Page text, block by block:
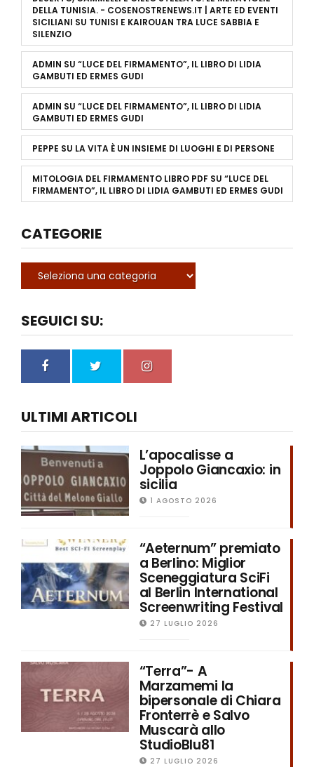
DELLA TUNISIA. - COSENOSTRENEWS.IT | ARTE ED EVENTI
SICILIANI SU TUNISI E KAIROUAN TRA LUCE SABBIA E
SILENZIO
ADMIN SU “LUCE DEL FIRMAMENTO”, IL LIBRO DI LIDIA
GAMBUTI ED ERMES GUDI
ADMIN SU “LUCE DEL FIRMAMENTO”, IL LIBRO DI LIDIA
GAMBUTI ED ERMES GUDI
PEPPE SU LA VITA È UN INSIEME DI LUOGHI E DI PERSONE
MITOLOGIA DEL FIRMAMENTO LIBRO PDF SU “LUCE DEL
FIRMAMENTO”, IL LIBRO DI LIDIA GAMBUTI ED ERMES GUDI
CATEGORIE
SEGUICI SU:
ULTIMI ARTICOLI
L’apocalisse a
Joppolo Giancaxio: in
sicilia
1 AGOSTO 2026
“Aeternum” premiato
a Berlino: Miglior
Sceneggiatura SciFi
al Berlin International
Screenwriting Festival
27 LUGLIO 2026
“Terra”- A
Marzamemi la
bipersonale di Chiara
Fronterrè e Salvo
Muscarà allo
StudioBlu81
27 LUGLIO 2026